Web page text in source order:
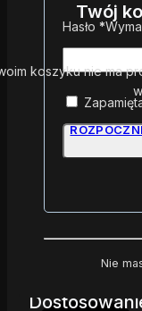
Rozwiązania
na miarę
Hasło *
Nie
Twój
koszyku nie ma